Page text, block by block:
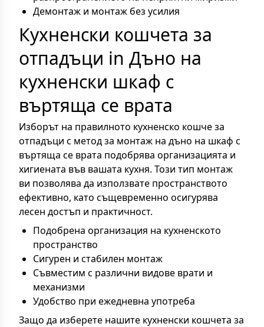
Демонтаж и монтаж без усилия
Кухненски кошчета за
отпадъци in Дъно на
кухненски шкаф с
въртяща се врата
Изборът на правилното кухненско кошче за
отпадъци с метод за монтаж на дъно на шкаф с
въртяща се врата подобрява организацията и
хигиената във вашата кухня. Този тип монтаж
ви позволява да използвате пространството
ефективно, като същевременно осигурява
лесен достъп и практичност.
Подобрена организация на кухненското
пространство
Сигурен и стабилен монтаж
Съвместим с различни видове врати и
механизми
Удобство при ежедневна употреба
Защо да изберете нашите кухненски кошчета за